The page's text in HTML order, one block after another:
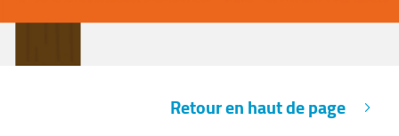
Retour en haut de page